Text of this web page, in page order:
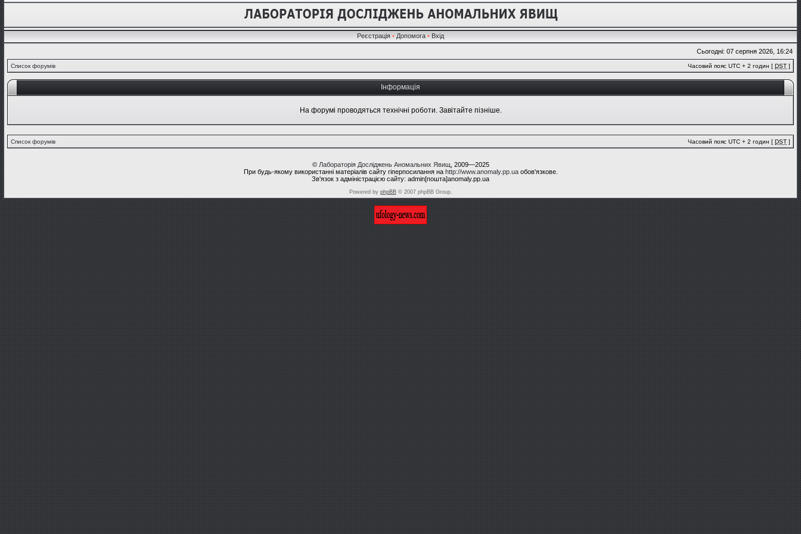
Реєстрація • Допомога • Вхід
Сьогодні: 07 серпня 2026, 16:24
Список форумів Часовий пояс UTC + 2 годин [ DST ]
Інформація
На форумі проводяться технічні роботи. Завітайте пізніше.
Список форумів Часовий пояс UTC + 2 годин [ DST ]
© Лабораторія Досліджень Аномальних Явищ , 2009—2025
При будь-якому використанні матеріалів сайту гіперпосилання на http://www.anomaly.pp.uaобов'язкове.
Зв'язок з адміністрацією сайту: admin[пошта]anomaly.pp.ua
Powered by phpBB© 2007 phpBB Group.